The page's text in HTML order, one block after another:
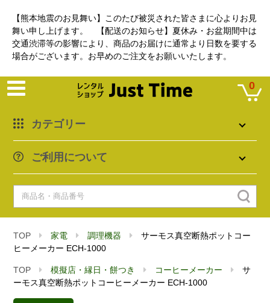
【熊本地震のお見舞い】このたび被災された皆さまに心よりお見
舞い申し上げます。 【配送のお知らせ】夏休み・お盆期間中は
交通渋滞等の影響により、商品のお届けに通常より日数を要する
場合がございます。お早めのご注文をお願いいたします。
カテゴリー
ご利用について
0
TOP 家電 調理機器
サーモス真空断熱ポットコー
ヒーメーカー ECH-1000
TOP 模擬店・縁日・餅つき コーヒーメーカー
サ
ーモス真空断熱ポットコーヒーメーカー ECH-1000